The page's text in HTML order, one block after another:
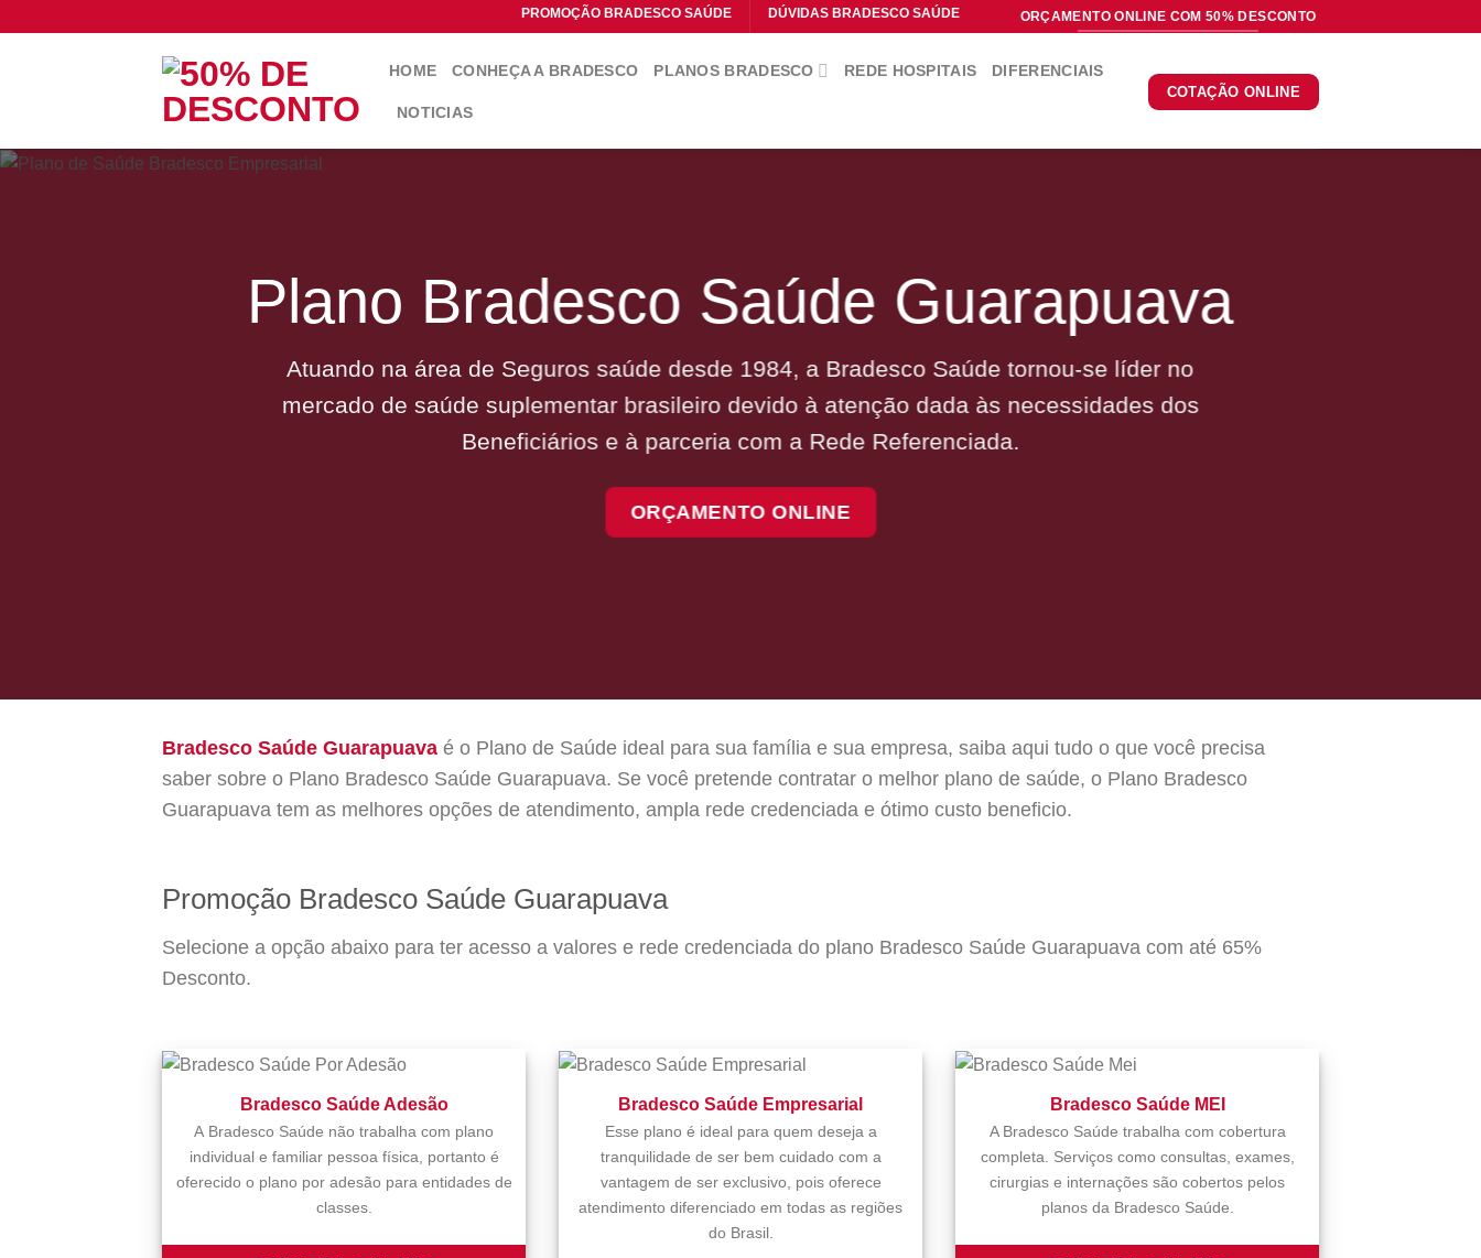
PROMOÇÃO BRADESCO SAÚDE DÚVIDAS BRADESCO SAÚDE ORÇAMENTO ONLINE COM 50% DESCONTO
HOME CONHEÇA A BRADESCO PLANOS BRADESCO REDE HOSPITAIS DIFERENCIAIS
NOTICIAS
COTAÇÃO ONLINE
Plano Bradesco Saúde Guarapuava
Atuando na área de Seguros saúde desde 1984, a Bradesco Saúde tornou-se líder no
mercado de saúde suplementar brasileiro devido à atenção dada às necessidades dos
Beneficiários e à parceria com a Rede Referenciada.
ORÇAMENTO ONLINE
Bradesco Saúde Guarapuava é o Plano de Saúde ideal para sua família e sua empresa, saiba aqui tudo o que você precisa
saber sobre o Plano Bradesco Saúde Guarapuava. Se você pretende contratar o melhor plano de saúde, o Plano Bradesco
Guarapuava tem as melhores opções de atendimento, ampla rede credenciada e ótimo custo beneficio.
Promoção Bradesco Saúde Guarapuava
Selecione a opção abaixo para ter acesso a valores e rede credenciada do plano Bradesco Saúde Guarapuava com até 65%
Desconto.
Bradesco Saúde Adesão
A Bradesco Saúde não trabalha com plano
individual e familiar pessoa física, portanto é
oferecido o plano por adesão para entidades de
classes.
Bradesco Saúde Empresarial
Esse plano é ideal para quem deseja a
tranquilidade de ser bem cuidado com a
vantagem de ser exclusivo, pois oferece
atendimento diferenciado em todas as regiões
do Brasil.
Bradesco Saúde MEI
A Bradesco Saúde trabalha com cobertura
completa. Serviços como consultas, exames,
cirurgias e internações são cobertos pelos
planos da Bradesco Saúde.